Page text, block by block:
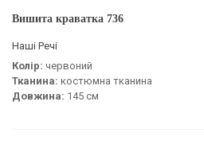
Вишита краватка 736
Наші Речі
Колір: червоний
Тканина: костюмна тканина
Довжина: 145 см